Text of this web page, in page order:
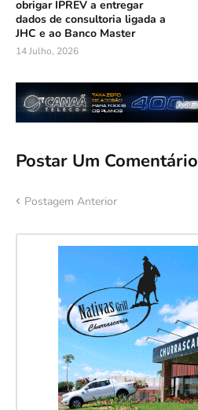
obrigar IPREV a entregar
dados de consultoria ligada a
JHC e ao Banco Master
14 Julho, 2026
Postar Um Comentário
Postagem Anterior